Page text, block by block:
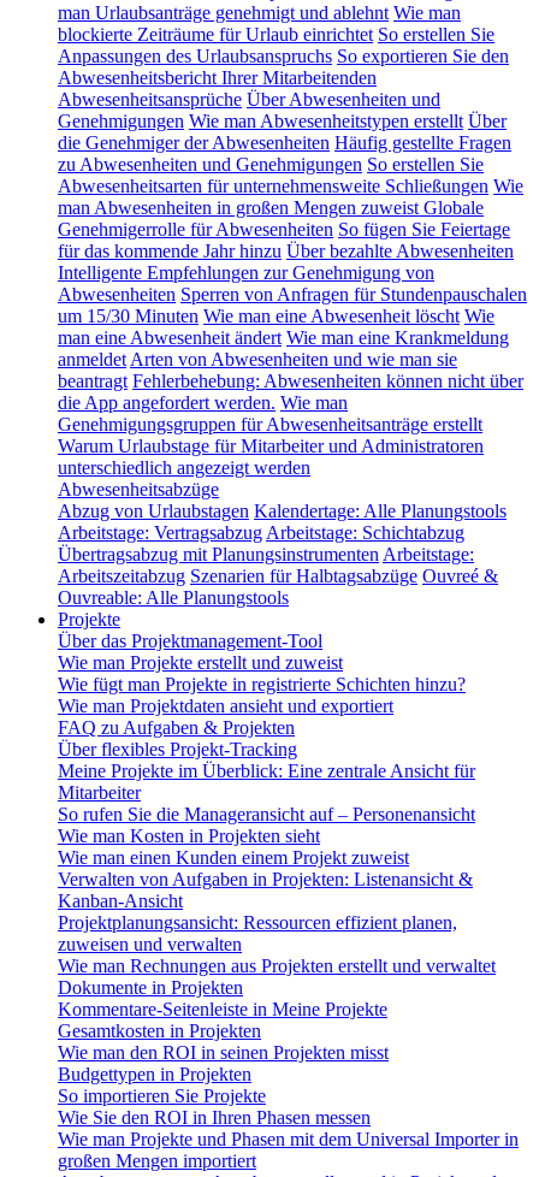
man Urlaubsanträge genehmigt und ablehnt Wie man
blockierte Zeiträume für Urlaub einrichtet So erstellen Sie
Anpassungen des Urlaubsanspruchs So exportieren Sie den
Abwesenheitsbericht Ihrer Mitarbeitenden
Abwesenheitsansprüche Über Abwesenheiten und
Genehmigungen Wie man Abwesenheitstypen erstellt Über
die Genehmiger der Abwesenheiten Häufig gestellte Fragen
zu Abwesenheiten und Genehmigungen So erstellen Sie
Abwesenheitsarten für unternehmensweite Schließungen Wie
man Abwesenheiten in großen Mengen zuweist Globale
Genehmigerrolle für Abwesenheiten So fügen Sie Feiertage
für das kommende Jahr hinzu Über bezahlte Abwesenheiten
Intelligente Empfehlungen zur Genehmigung von
Abwesenheiten Sperren von Anfragen für Stundenpauschalen
um 15/30 Minuten Wie man eine Abwesenheit löscht Wie
man eine Abwesenheit ändert Wie man eine Krankmeldung
anmeldet Arten von Abwesenheiten und wie man sie
beantragt Fehlerbehebung: Abwesenheiten können nicht über
die App angefordert werden. Wie man
Genehmigungsgruppen für Abwesenheitsanträge erstellt
Warum Urlaubstage für Mitarbeiter und Administratoren
unterschiedlich angezeigt werden
Abwesenheitsabzüge
Abzug von Urlaubstagen Kalendertage: Alle Planungstools
Arbeitstage: Vertragsabzug Arbeitstage: Schichtabzug
Übertragsabzug mit Planungsinstrumenten Arbeitstage:
Arbeitszeitabzug Szenarien für Halbtagsabzüge Ouvreé &
Ouvreable: Alle Planungstools
Projekte
Über das Projektmanagement-Tool
Wie man Projekte erstellt und zuweist
Wie fügt man Projekte in registrierte Schichten hinzu?
Wie man Projektdaten ansieht und exportiert
FAQ zu Aufgaben & Projekten
Über flexibles Projekt-Tracking
Meine Projekte im Überblick: Eine zentrale Ansicht für
Mitarbeiter
So rufen Sie die Manageransicht auf – Personenansicht
Wie man Kosten in Projekten sieht
Wie man einen Kunden einem Projekt zuweist
Verwalten von Aufgaben in Projekten: Listenansicht &
Kanban-Ansicht
Projektplanungsansicht: Ressourcen effizient planen,
zuweisen und verwalten
Wie man Rechnungen aus Projekten erstellt und verwaltet
Dokumente in Projekten
Kommentare-Seitenleiste in Meine Projekte
Gesamtkosten in Projekten
Wie man den ROI in seinen Projekten misst
Budgettypen in Projekten
So importieren Sie Projekte
Wie Sie den ROI in Ihren Phasen messen
Wie man Projekte und Phasen mit dem Universal Importer in
großen Mengen importiert